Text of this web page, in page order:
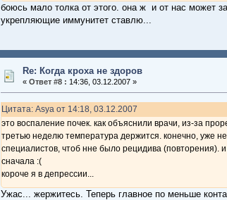
боюсь мало толка от этого. она ж и от нас может
укрепляющие иммунитет ставлю...
Re: Когда кроха не здоров
« Ответ #8 : 14:36, 03.12.2007 »
Цитата: Asya от 14:18, 03.12.2007
это воспаление почек. как объяснили врачи, из-за
третью неделю температура держится. конечно, уже
специалистов, чтоб нне было рецидива (повторения).
сначала :(
короче я в депрессии...
Ужас... жержитесь. Теперь главное по меньше